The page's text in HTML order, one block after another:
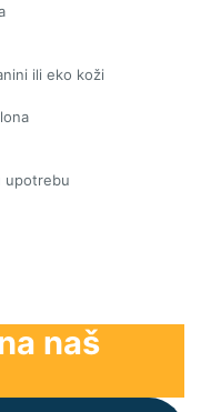
ili eko koži
upotrebu
naš